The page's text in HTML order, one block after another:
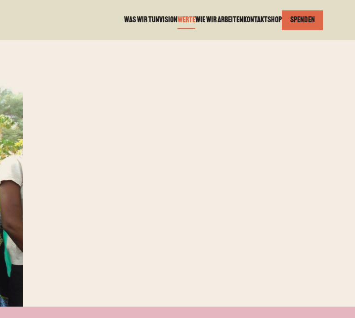
Was wir tunVisionWerteWie wir arbeiten KontaktShop Spenden